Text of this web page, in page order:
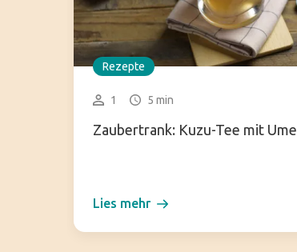
Rezepte
1 5 min
Zaubertrank: Kuzu-Tee mit Ume
Lies mehr